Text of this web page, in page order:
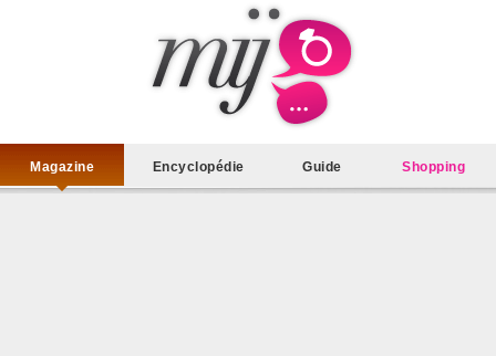
Magazine Encyclopédie Guide Shopping